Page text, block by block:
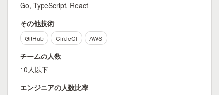
Go, TypeScript, React
その他技術
GitHub CircleCI AWS
チームの人数
10人以下
エンジニアの人数比率